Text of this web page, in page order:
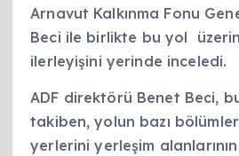
Arnavut Kalkınma Fonu
Beci ile birlikte bu yol
ilerleyişini yerinde inceledi.
ADF direktörü Benet Beci,
takiben, yolun bazı
yerlerini yerleşim alanlarının